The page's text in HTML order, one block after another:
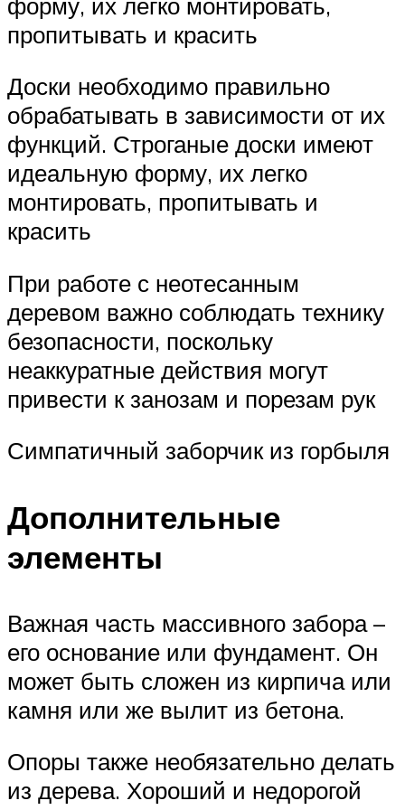
пропитывать и красить
Доски необходимо правильно
обрабатывать в зависимости от их
функций. Строганые доски имеют
идеальную форму, их легко
монтировать, пропитывать и
красить
При работе с неотесанным
деревом важно соблюдать технику
безопасности, поскольку
неаккуратные действия могут
привести к занозам и порезам рук
Симпатичный заборчик из горбыля
Дополнительные
элементы
Важная часть массивного забора –
его основание или фундамент. Он
может быть сложен из кирпича или
камня или же вылит из бетона.
Опоры также необязательно делать
из дерева. Хороший и недорогой